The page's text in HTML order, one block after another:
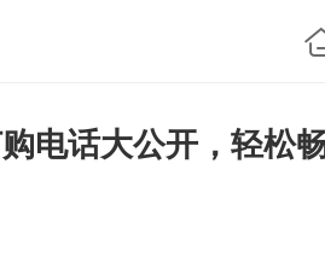
电话大公开，轻松